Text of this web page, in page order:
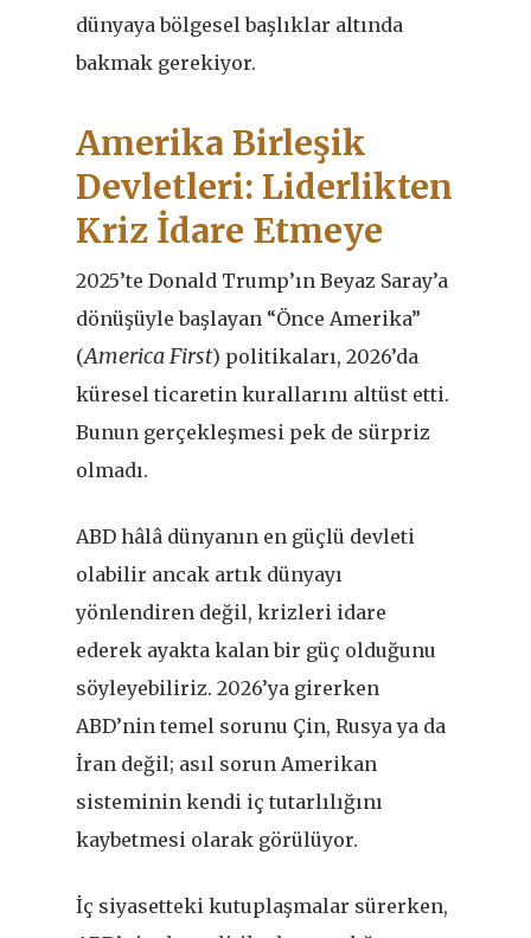
dünyaya bölgesel başlıklar altında
bakmak gerekiyor.
Amerika Birleşik
Devletleri: Liderlikten
Kriz İdare Etmeye
2025’te Donald Trump’ın Beyaz Saray’a
dönüşüyle başlayan “Önce Amerika”
(America First) politikaları, 2026’da
küresel ticaretin kurallarını altüst etti.
Bunun gerçekleşmesi pek de sürpriz
olmadı.
ABD hâlâ dünyanın en güçlü devleti
olabilir ancak artık dünyayı
yönlendiren değil, krizleri idare
ederek ayakta kalan bir güç olduğunu
söyleyebiliriz. 2026’ya girerken
ABD’nin temel sorunu Çin, Rusya ya da
İran değil; asıl sorun Amerikan
sisteminin kendi iç tutarlılığını
kaybetmesi olarak görülüyor.
İç siyasetteki kutuplaşmalar sürerken,